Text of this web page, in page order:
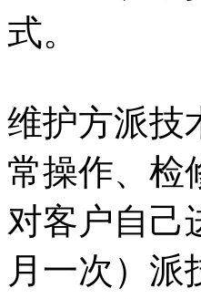
式。
维护方派技
常操作、检
对客户自己
月一次）派